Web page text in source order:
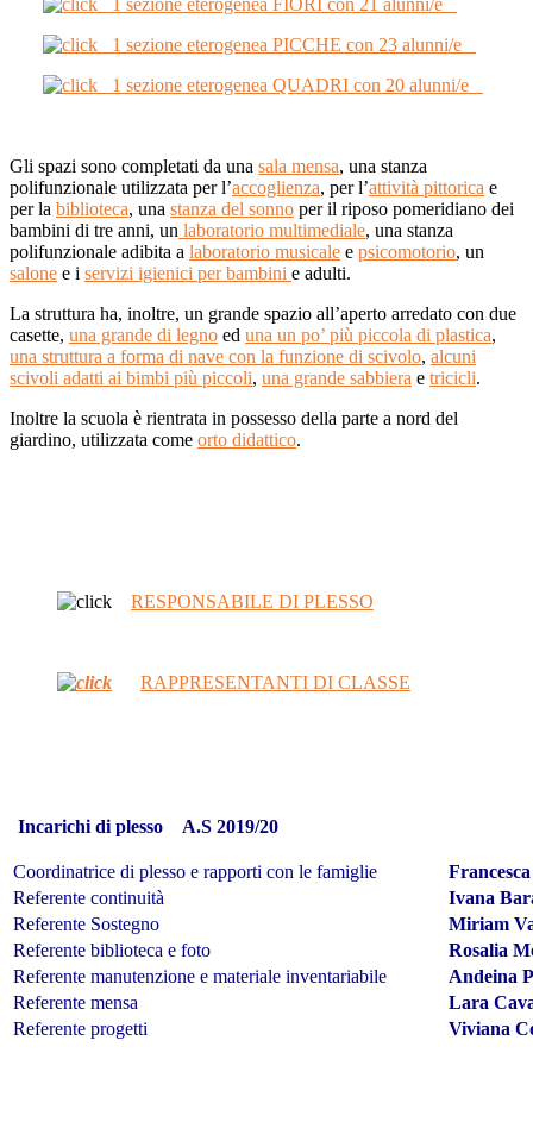
1 sezione eterogenea FIORI con 21 alunni/e
1 sezione eterogenea PICCHE con 23 alunni/e
1 sezione eterogenea QUADRI con 20 alunni/e
Gli spazi sono completati da una sala mensa, una stanza
polifunzionale utilizzata per l’accoglienza, per l’attività pittorica e
per la biblioteca, una stanza del sonno per il riposo pomeridiano dei
bambini di tre anni, un laboratorio multimediale, una stanza
polifunzionale adibita a laboratorio musicale e psicomotorio, un
salone e i servizi igienici per bambini e adulti.
La struttura ha, inoltre, un grande spazio all’aperto arredato con due
casette, una grande di legno ed una un po’ più piccola di plastica,
una struttura a forma di nave con la funzione di scivolo, alcuni
scivoli adatti ai bimbi più piccoli, una grande sabbiera e tricicli.
Inoltre la scuola è rientrata in possesso della parte a nord del
giardino, utilizzata come orto didattico.
RESPONSABILE DI PLESSO
RAPPRESENTANTI DI CLASSE
Incarichi di plesso A.S 2019/20
Coordinatrice di plesso e rapporti con le famiglie
Francesca
Referente continuità
Ivana
Referente Sostegno
Miriam
Referente biblioteca e foto
Rosalia
Referente manutenzione e materiale inventariabile
Andeina
Referente mensa
Lara
Referente progetti
Viviana